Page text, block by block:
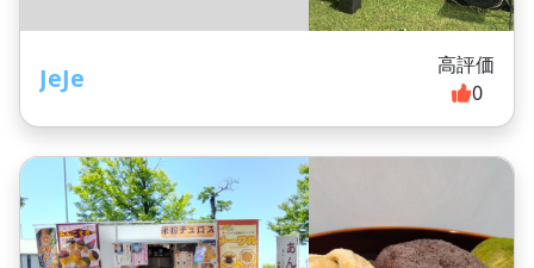
JeJe
高評価
0